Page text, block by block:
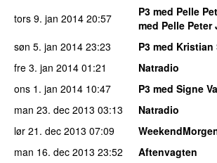
tors 9. jan 2014 20:57 P3 med Pelle
med Pelle Peter
søn 5. jan 2014 23:23
P3 med
fre 3. jan 2014 01:21
Natradio
ons 1. jan 2014 10:47
P3 med Signe
man 23. dec 2013 03:13
Natradio
lør 21. dec 2013 07:09
man 16. dec 2013 23:52
Aftenvagten